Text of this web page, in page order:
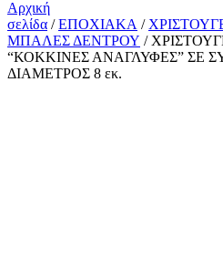
Αρχική
σελίδα /ΕΠΟΧΙΑΚΑ /
ΜΠΑΛΕΣ ΔΕΝΤΡΟΥ /
“ΚΟΚΚΙΝΕΣ ΑΝΑΓΛΥΦΕΣ” ΣΕ
ΔΙΑΜΕΤΡΟΣ 8 εκ.